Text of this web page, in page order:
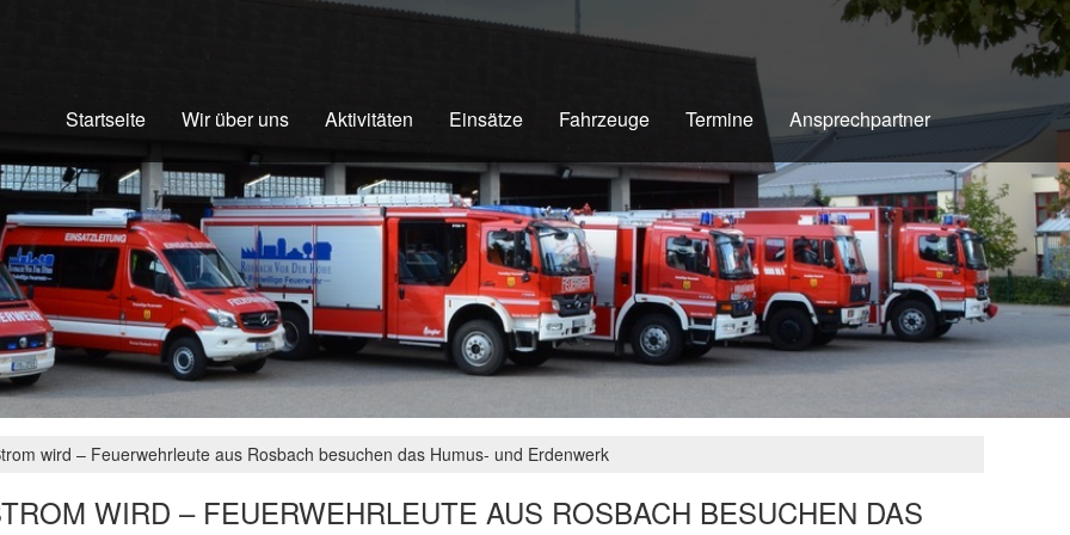
Startseite Wir über uns Aktivitäten Einsätze Fahrzeuge Termine Ansprechpartner
wird – Feuerwehrleute aus Rosbach besuchen das Humus- und Erdenwerk
WIRD – FEUERWEHRLEUTE AUS ROSBACH BESUCHEN DAS